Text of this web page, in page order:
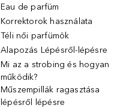
Eau de parfüm
Korrektorok használata
Téli női parfümök
Alapozás Lépésről-lépésre
Mi az a strobing és hogyan
működik?
Műszempillák ragasztása
lépésről lépésre